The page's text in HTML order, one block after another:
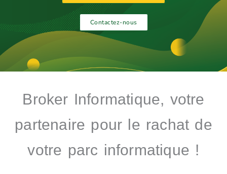
Contactez-nous
Broker Informatique, votre
partenaire pour le rachat de
votre parc informatique !